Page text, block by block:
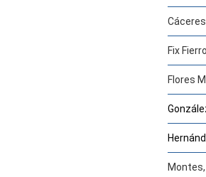
Fix
Flores